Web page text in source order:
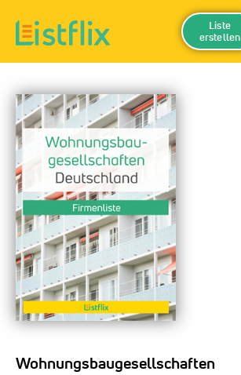
Liste
erstellen
Wohnungsbaugesellschaften